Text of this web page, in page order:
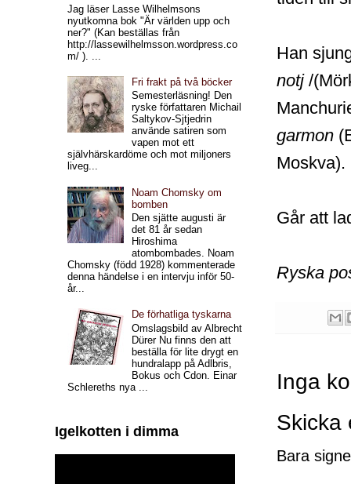
Han
notj/
garmon
Moskva).
Går att
Ryska
Inga
Skicka
Bara
Jag läser Lasse Wilhelmsons
nyutkomna bok "Är världen upp och
ner?" (Kan beställas från
http://lassewilhelmsson.wordpress.co
m/ ). ...
Fri frakt på två böcker
Semesterläsning! Den
ryske författaren Michail
Saltykov-Sjtjedrin
använde satiren som
vapen mot ett
självhärskardöme och mot miljoners
liveg...
Noam Chomsky om
bomben
Den sjätte augusti är
det 81 år sedan
Hiroshima
atombombades. Noam
Chomsky (född 1928) kommenterade
denna händelse i en intervju inför 50-
år...
De förhatliga tyskarna
Omslagsbild av Albrecht
Dürer Nu finns den att
beställa för lite drygt en
hundralapp på Adlbris,
Bokus och Cdon. Einar
Schlereths nya ...
Igelkotten i dimma